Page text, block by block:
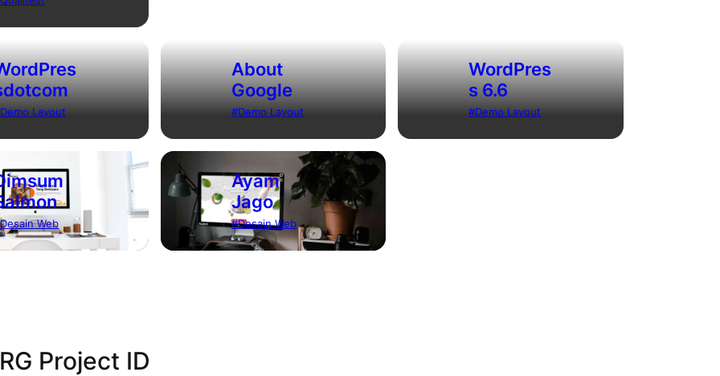
Demo Layout
About
Google
Demo Layout
WordPres
s 6.6
Demo Layout
Desain Web
Ayam
Jago
Desain Web
Project ID